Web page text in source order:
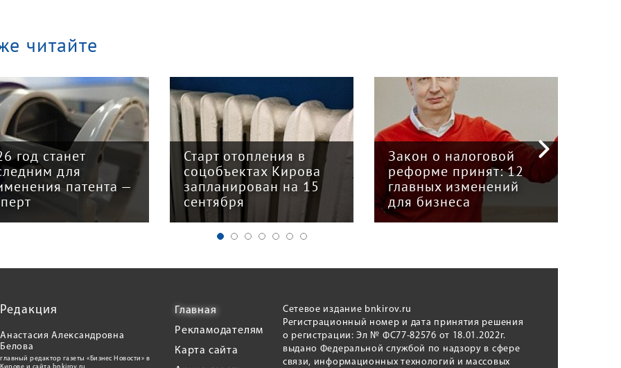
читайте
отопления в
Кирова
на 15
Закон о налоговой
реформе принят: 12
главных изменений
для бизнеса
«Кризис в кузове»:
интервью с
председателем Союза
грузоперевозчиков
«Вятка» Юрием
Куншиным
Редакция
Анастасия Александровна
Белова
главный редактор газеты «Бизнес Новости» в
Главная
Рекламодателям
Карта сайта
Сетевое издание bnkirov.ru
Регистрационный номер и дата принятия решения
о регистрации: Эл № ФС77-82576 от 18.01.2022г.
выдано Федеральной службой по надзору в сфере
связи, информационных технологий и массовых